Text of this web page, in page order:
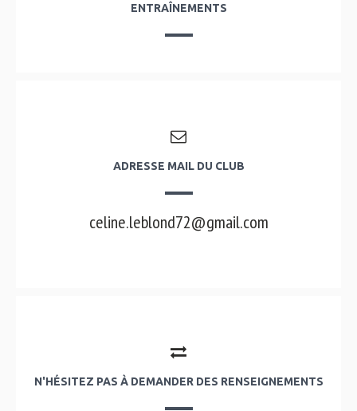
ENTRAÎNEMENTS
ADRESSE MAIL DU CLUB
celine.leblond72@gmail.com
N'HÉSITEZ PAS À DEMANDER DES RENSEIGNEMENTS